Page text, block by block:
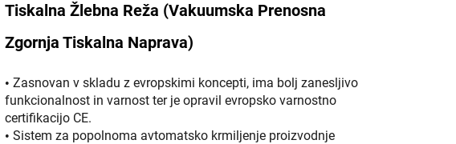
Tiskalna Žlebna Reža (Vakuumska Prenosna
Zgornja Tiskalna Naprava)
• Zasnovan v skladu z evropskimi koncepti, ima bolj zanesljivo
funkcionalnost in varnost ter je opravil evropsko varnostno
certifikacijo CE.
• Sistem za popolnoma avtomatsko krmiljenje proizvodnje